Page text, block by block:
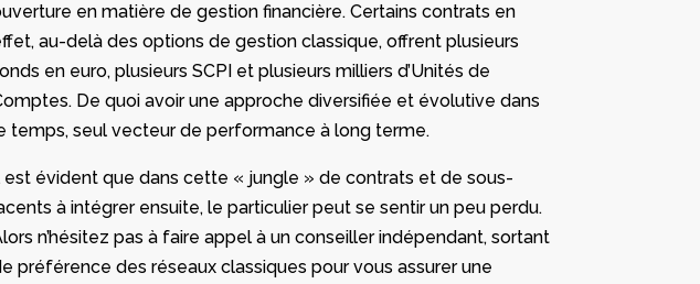
en matière de gestion financière. Certains contrats en
au-delà des options de gestion classique, offrent plusieurs
en euro, plusieurs SCPI et plusieurs milliers d’Unités de
De quoi avoir une approche diversifiée et évolutive dans
temps, seul vecteur de performance à long terme.
est évident que dans cette « jungle » de contrats et de sous-
à intégrer ensuite, le particulier peut se sentir un peu perdu.
n’hésitez pas à faire appel à un conseiller indépendant, sortant
préférence des réseaux classiques pour vous assurer une